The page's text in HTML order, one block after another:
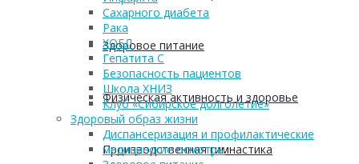
Здоровое питание
Физическая активность и здоровье
Производственная гимнастика
Сахарного диабета
Рака
ХОБЛ
Гепатита С
Безопасность пациентов
Школа ХНИЗ
Клуб «Сибирское долголетие»
Здоровый образ жизни
Диспансеризация и профилактические
медицинские осмотры